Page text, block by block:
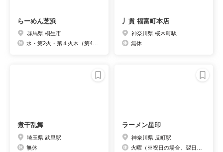
らーめん芝浜
群馬県 桐生市
丿貫 福富町本店
神奈川県 桜木町駅
無休
煮干乱舞
埼玉県 武里駅
無休
ラーメン星印
神奈川県 反町駅